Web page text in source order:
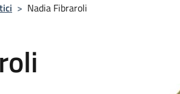
> Nadia Fibraroli